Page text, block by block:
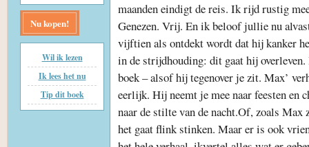
Nu kopen!
Wil ik lezen
Ik lees het nu
Tip dit boek
maanden eindigt de reis. Ik rijd rustig
Genezen. Vrij. En ik beloof jullie nu
vijftien als ontdekt wordt dat hij kanker
in de strijdhouding: dit gaat hij
boek – alsof hij tegenover je zit. Max’
eerlijk. Hij neemt je mee naar feesten en
naar de stilte van de nacht.Of, zoals
het gaat flink stinken. Maar er is ook